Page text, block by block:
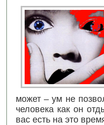
может – ум не
человека как он
вас есть на это